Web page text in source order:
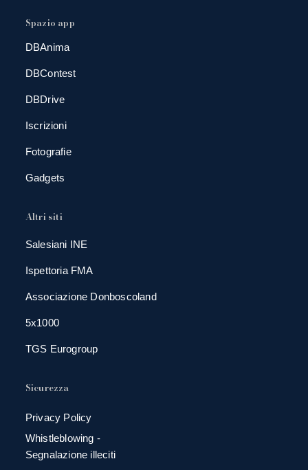
Spazio app
DBAnima
DBContest
DBDrive
Iscrizioni
Fotografie
Gadgets
Altri siti
Salesiani INE
Ispettoria FMA
Associazione Donboscoland
5x1000
TGS Eurogroup
Sicurezza
Privacy Policy
Whistleblowing -
Segnalazione illeciti